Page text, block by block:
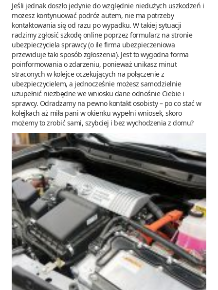
Jeśli jednak doszło jedynie do względnie niedużych uszkodzeń i
możesz kontynuować podróż autem, nie ma potrzeby
kontaktowania się od razu po wypadku. W takiej sytuacji
radzimy zgłosić szkodę online poprzez formularz na stronie
ubezpieczyciela sprawcy (o ile firma ubezpieczeniowa
przewiduje taki sposób zgłoszenia). Jest to wygodna forma
poinformowania o zdarzeniu, ponieważ unikasz minut
straconych w kolejce oczekujących na połączenie z
ubezpieczycielem, a jednocześnie możesz samodzielnie
uzupełnić niezbędne we wniosku dane odnośnie Ciebie i
sprawcy. Odradzamy na pewno kontakt osobisty – po co stać w
kolejkach aż miła pani w okienku wypełni wniosek, skoro
możemy to zrobić sami, szybciej i bez wychodzenia z domu?